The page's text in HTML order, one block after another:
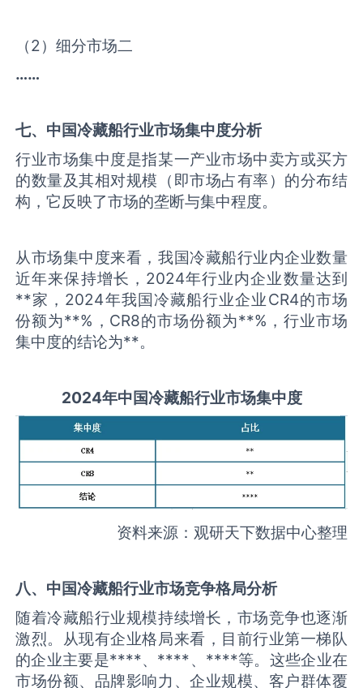
（2）细分市场二
……
七、中国冷藏船行业市场集中度分析
行业市场集中度是指某一产业市场中卖方或买方
的数量及其相对规模（即市场占有率）的分布结
构，它反映了市场的垄断与集中程度。
从市场集中度来看，我国冷藏船行业内企业数量
近年来保持增长，2024年行业内企业数量达到
**家，2024年我国冷藏船行业企业CR4的市场
份额为**%，CR8的市场份额为**%，行业市场
集中度的结论为**。
2024年中国冷藏船行业市场集中度
资料来源：观研天下数据中心整理
八、中国冷藏船行业市场竞争格局分析
随着冷藏船行业规模持续增长，市场竞争也逐渐
激烈。从现有企业格局来看，目前行业第一梯队
的企业主要是****、****、****等。这些企业在
市场份额、品牌影响力、企业规模、客户群体覆